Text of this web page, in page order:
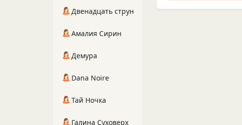
Двенадцать струн
Амалия Сирин
Демура
Dana Noire
Тай Ночка
Галина Суховерх